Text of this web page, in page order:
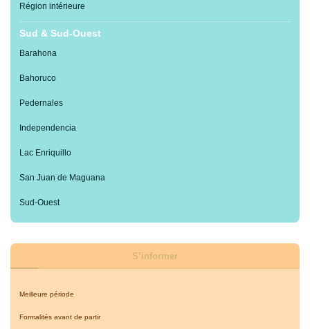
Région intérieure
Sud & Sud-Ouest
Barahona
Bahoruco
Pedernales
Independencia
Lac Enriquillo
San Juan de Maguana
Sud-Ouest
S’informer
Meilleure période
Formalités avant de partir